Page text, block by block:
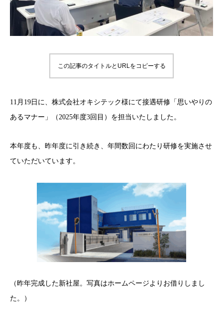
この記事のタイトルとURLをコピーする
11月19日に、 株式会社オキシテック様にて接遇研修「思いやりの
あるマナー」（2025年度3回目）を担当いたしました。
本年度も、昨年度に引き続き、年間数回にわたり研修を実施させ
ていただいています。
（昨年完成した新社屋。写真はホームページよりお借りしまし
た。）